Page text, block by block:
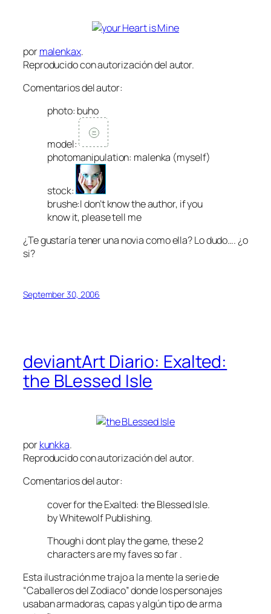
pormalenkax.
Reproducido con autorización del autor.
Comentarios del autor:
photo: buho
model:
photomanipulation: malenka (myself)
stock:
brushe:I don’t know the author, if you
know it, please tell me
¿Te gustaría tener una novia como ella? Lo dudo…. ¿o
si?
September 30, 2006
deviantArt Diario: Exalted:
the BLessed Isle
porkunkka.
Reproducido con autorización del autor.
Comentarios del autor:
cover for the Exalted: the Blessed Isle.
by Whitewolf Publishing.
Though i dont play the game, these 2
characters are my faves so far .
Esta ilustración me trajo a la mente la serie de
“Caballeros del Zodiaco” donde los personajes
usaban armadoras, capas y algún tipo de arma